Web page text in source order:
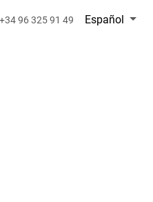
+34 96 325 91 49 Español